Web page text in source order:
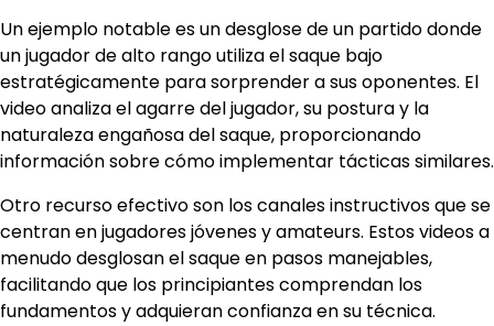
Un ejemplo notable es un desglose de un partido donde
un jugador de alto rango utiliza el saque bajo
estratégicamente para sorprender a sus oponentes. El
video analiza el agarre del jugador, su postura y la
naturaleza engañosa del saque, proporcionando
información sobre cómo implementar tácticas similares.
Otro recurso efectivo son los canales instructivos que se
centran en jugadores jóvenes y amateurs. Estos videos a
menudo desglosan el saque en pasos manejables,
facilitando que los principiantes comprendan los
fundamentos y adquieran confianza en su técnica.